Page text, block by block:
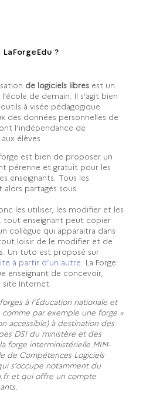
?
de logiciels libres est un
de demain. Il s’agit bien
à visée pédagogique
des données personnelles de
l’indépendance de
élèves.
est bien de proposer un
pérenne et gratuit pour les
enseignants. Tous les
partagés sous
les utiliser, les modifier et les
tout enseignant peut copier
collègue qui apparaitra dans
loisir de le modifier et de
Un tuto est proposé sur
à partir d’un autre . La Forge
enseignant de concevoir,
Internet.
à l’Éducation nationale et
par exemple une forge «
accessible) à destination des
DSI du ministère et des
forge interministérielle MIM-
de Compétences Logiciels
s’occupe notamment du
et qui offre un compte